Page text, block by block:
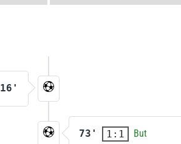
16'
73' 1:1 But